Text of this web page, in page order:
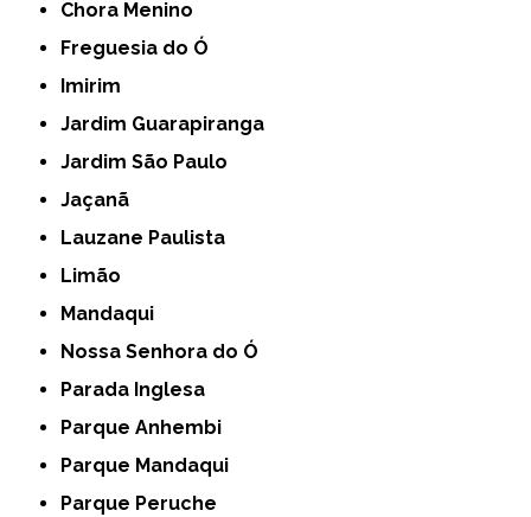
Chora Menino
Freguesia do Ó
Imirim
Jardim Guarapiranga
Jardim São Paulo
Jaçanã
Lauzane Paulista
Limão
Mandaqui
Nossa Senhora do Ó
Parada Inglesa
Parque Anhembi
Parque Mandaqui
Parque Peruche